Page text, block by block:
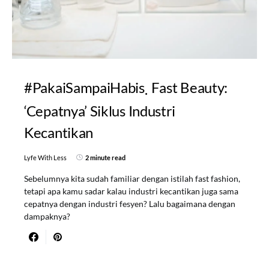
#PakaiSampaiHabis Fast Beauty:
‘Cepatnya’ Siklus Industri
Kecantikan
Lyfe With Less 2 minute read
Sebelumnya kita sudah familiar dengan istilah fast fashion,
tetapi apa kamu sadar kalau industri kecantikan juga sama
cepatnya dengan industri fesyen? Lalu bagaimana dengan
dampaknya?